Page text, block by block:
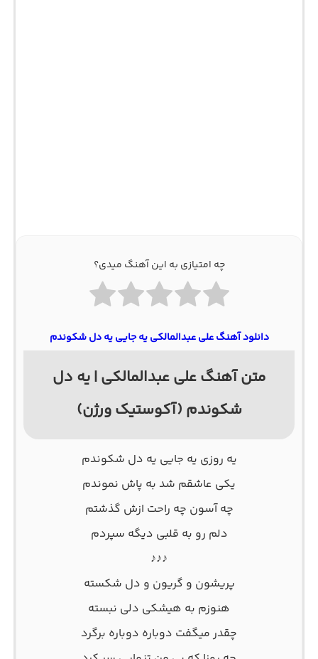
چه امتیازی به این آهنگ میدی؟
دانلود آهنگ علی عبدالمالکی یه جایی یه دل شکوندم
متن آهنگ علی عبدالمالکی | یه دل
شکوندم (آکوستیک ورژن)
یه روزی یه جایی یه دل شکوندم
یکی عاشقم شد به پاش نموندم
چه آسون چه راحت ازش گذشتم
دلم رو به قلبی دیگه سپردم
♪♪♪
پریشون و گریون و دل شکسته
هنوزم به هیشکی دلی نبسته
چقدر میگفت دوباره دوباره برگرد